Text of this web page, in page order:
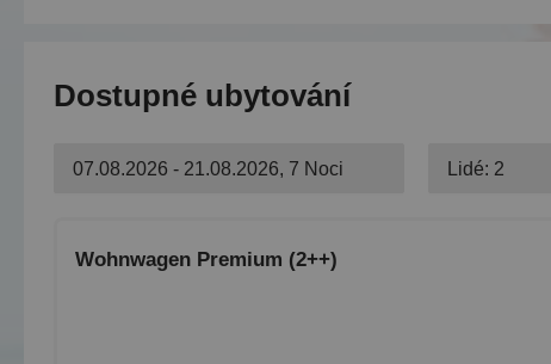
Dostupné ubytování
07.08.2026 - 21.08.2026, 7 Noci Lidé: 2
Wohnwagen Premium (2++)